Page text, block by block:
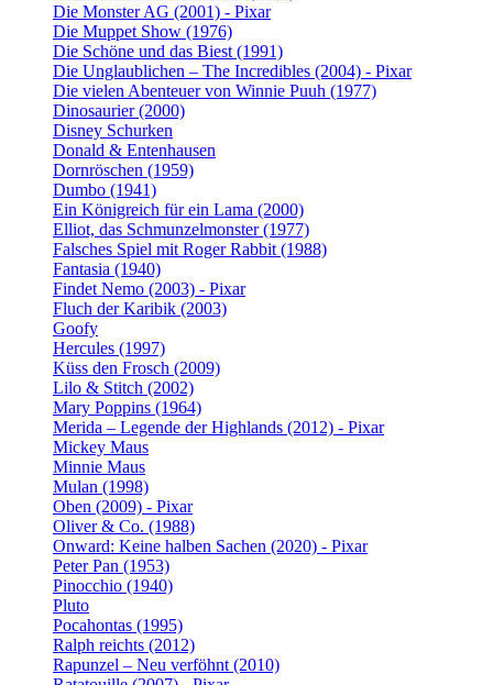
Die Monster AG (2001) - Pixar
Die Muppet Show (1976)
Die Schöne und das Biest (1991)
Die Unglaublichen – The Incredibles (2004) - Pixar
Die vielen Abenteuer von Winnie Puuh (1977)
Dinosaurier (2000)
Disney Schurken
Donald & Entenhausen
Dornröschen (1959)
Dumbo (1941)
Ein Königreich für ein Lama (2000)
Elliot, das Schmunzelmonster (1977)
Falsches Spiel mit Roger Rabbit (1988)
Fantasia (1940)
Findet Nemo (2003) - Pixar
Fluch der Karibik (2003)
Goofy
Hercules (1997)
Küss den Frosch (2009)
Lilo & Stitch (2002)
Mary Poppins (1964)
Merida – Legende der Highlands (2012) - Pixar
Mickey Maus
Minnie Maus
Mulan (1998)
Oben (2009) - Pixar
Oliver & Co. (1988)
Onward: Keine halben Sachen (2020) - Pixar
Peter Pan (1953)
Pinocchio (1940)
Pluto
Pocahontas (1995)
Ralph reichts (2012)
Rapunzel – Neu verföhnt (2010)